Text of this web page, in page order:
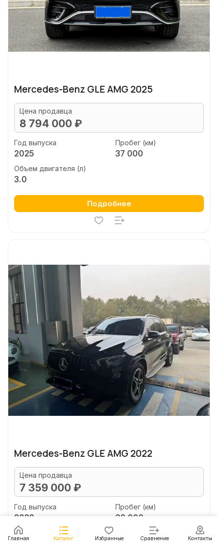
Mercedes-Benz GLE AMG 2025
Цена продавца
8 794 000 ₽
Год выпуска
2025
Пробег (км)
37 000
Объем двигателя (л)
3.0
Подробнее
Mercedes-Benz GLE AMG 2022
Цена продавца
7 359 000 ₽
Год выпуска
2022
Пробег (км)
30 000
Объем двигателя (л)
Главная Каталог Избранные Сравнение Контакты